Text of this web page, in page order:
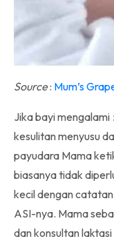
Source: Mum’s
Jika bayi mengalami
kesulitan menyusu
payudara Mama
biasanya tidak
kecil dengan
ASI-nya. Mama
dan konsultan